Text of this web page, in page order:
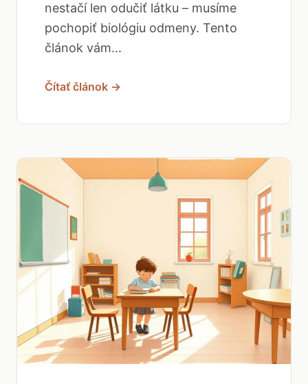
nestačí len odučiť látku – musíme
pochopiť biológiu odmeny. Tento
článok vám...
Čítať článok →